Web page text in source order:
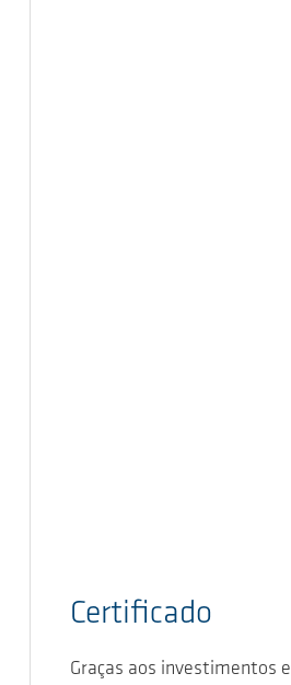
Certificado
Graças aos investimentos